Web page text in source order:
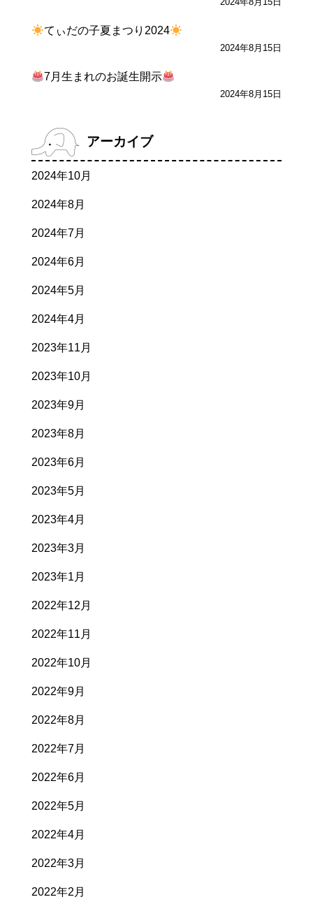
てぃだの子夏まつり2024
2024年8月15日
7月生まれのお誕生開示
2024年8月15日
アーカイブ
2024年10月
2024年8月
2024年7月
2024年6月
2024年5月
2024年4月
2023年11月
2023年10月
2023年9月
2023年8月
2023年6月
2023年5月
2023年4月
2023年3月
2023年1月
2022年12月
2022年11月
2022年10月
2022年9月
2022年8月
2022年7月
2022年6月
2022年5月
2022年4月
2022年3月
2022年2月